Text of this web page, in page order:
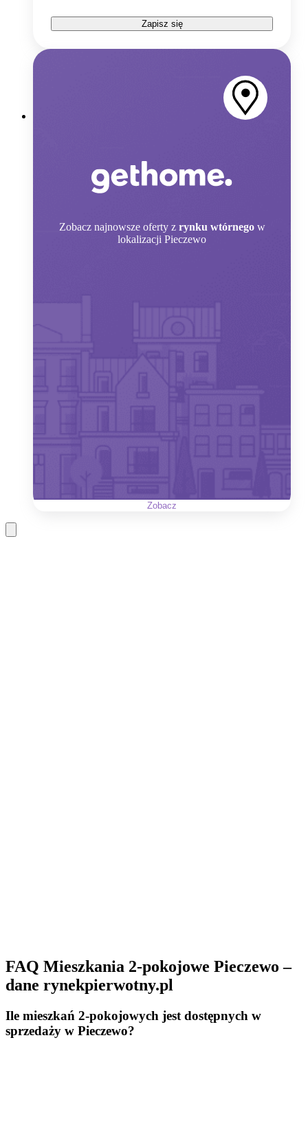
Zapisz się
Zobacz najnowsze oferty z rynku wtórnego w
lokalizacji Pieczewo
Zobacz
FAQ Mieszkania 2-pokojowe Pieczewo –
dane rynekpierwotny.pl
Ile mieszkań 2-pokojowych jest dostępnych w
sprzedaży w Pieczewo?